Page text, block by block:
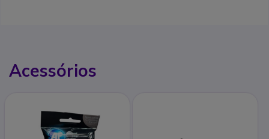
Acessórios